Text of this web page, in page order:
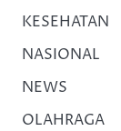
KESEHATAN
NASIONAL
NEWS
OLAHRAGA